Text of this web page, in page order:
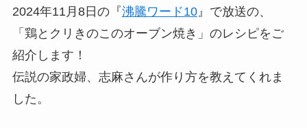
2024年11月8日の『沸騰ワード10』で放送の、
「鶏とクリきのこのオーブン焼き」のレシピをご
紹介します！
伝説の家政婦、志麻さんが作り方を教えてくれま
した。